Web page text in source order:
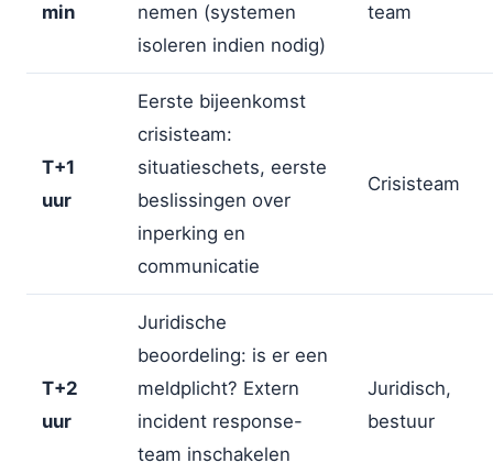
min
nemen (systemen
isoleren indien nodig)
team
T+1
uur
Eerste bijeenkomst
crisisteam:
situatieschets, eerste
beslissingen over
inperking en
communicatie
Crisisteam
T+2
uur
Juridische
beoordeling: is er een
meldplicht? Extern
incident response-
team inschakelen
Juridisch,
bestuur